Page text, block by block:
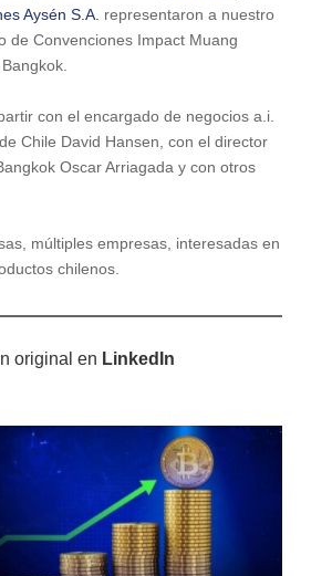
Aysén S.A. representaron a nuestro
de Convenciones Impact Muang
con el encargado de negocios a.i.
Chile David Hansen, con el director
Oscar Arriagada y con otros
múltiples empresas, interesadas en
chilenos.
original en LinkedIn